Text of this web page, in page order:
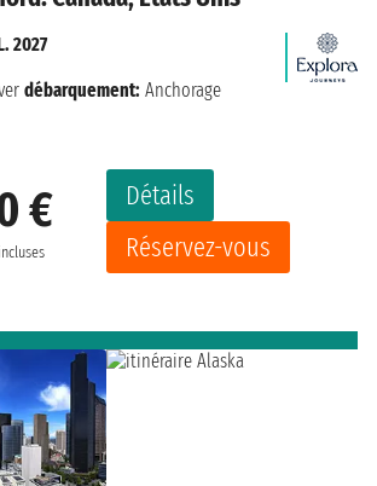
€
Détails
Réservez-vous
2027
débarquement: Anchorage